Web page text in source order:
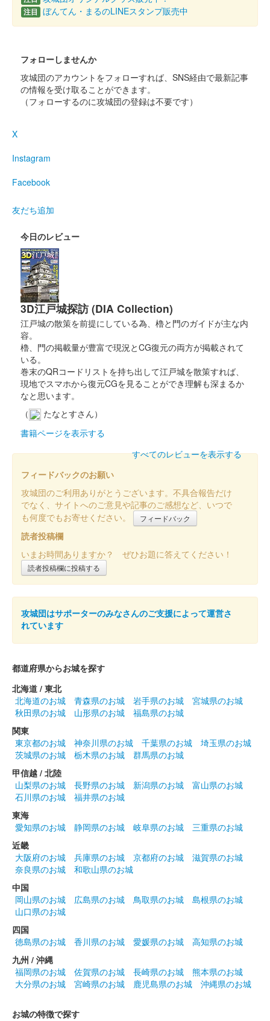
販売終了
沼田城址 御城印
販売終了
沼田城址 御城印
販売終了
沼田城跡 御城印
販売終了
沼田城 御城印 真田信之版
沼田城址 御城印
販売終了
沼田城跡 御城印
販売終了
沼田城跡 御城印 旧暦（水無月） 2025年版
販売終了
沼田城跡 御城印
沼田城址 御城印
沼田城跡 御城印 端午の節句
沼田城跡 御城印
販売終了
沼田城跡 御城印 昭和百年 五月版
販売終了
沼田城址 御城印 花まつり
販売終了
沼田城跡 御城印 城の日
販売終了
注目 ぼんてん・まるのLINEスタンプ販売中
フォローしませんか
攻城団のアカウントをフォローすれば、SNS経由で最新記事
の情報を受け取ることができます。
（フォローするのに攻城団の登録は不要です）
X
Instagram
Facebook
友だち追加
今日のレビュー
3D江戸城探訪 (DIA Collection)
江戸城の散策を前提にしている為、櫓と門のガイドが主な内
容。
櫓、門の掲載量が豊富で現況とCG復元の両方が掲載されて
いる。
巻末のQRコードリストを持ち出して江戸城を散策すれば、
現地でスマホから復元CGを見ることができ理解も深まるか
なと思います。
（
たなとすさん）
書籍ページを表示する
すべてのレビューを表示する
フィードバックのお願い
攻城団のご利用ありがとうございます。不具合報告だけ
でなく、サイトへのご意見や記事のご感想など、いつで
も何度でもお寄せください。
フィードバック
読者投稿欄
いまお時間ありますか？ ぜひお題に答えてください！
読者投稿欄に投稿する
攻城団はサポーターのみなさんのご支援によって運営さ
れています
都道府県からお城を探す
北海道 / 東北
北海道のお城
青森県のお城 岩手県のお城
宮城県のお城
秋田県のお城
山形県のお城
福島県のお城
関東
東京都のお城
神奈川県のお城 千葉県のお城
埼玉県のお城
茨城県のお城
栃木県のお城
群馬県のお城
甲信越 / 北陸
山梨県のお城
長野県のお城 新潟県のお城
富山県のお城
石川県のお城
福井県のお城
東海
愛知県のお城
静岡県のお城 岐阜県のお城
三重県のお城
近畿
大阪府のお城
兵庫県のお城 京都府のお城
滋賀県のお城
奈良県のお城
和歌山県のお城
中国
岡山県のお城
広島県のお城 鳥取県のお城
島根県のお城
山口県のお城
四国
徳島県のお城
香川県のお城 愛媛県のお城
高知県のお城
九州 / 沖縄
福岡県のお城
佐賀県のお城 長崎県のお城
熊本県のお城
大分県のお城
宮崎県のお城 鹿児島県のお城 沖縄県のお城
お城の特徴で探す